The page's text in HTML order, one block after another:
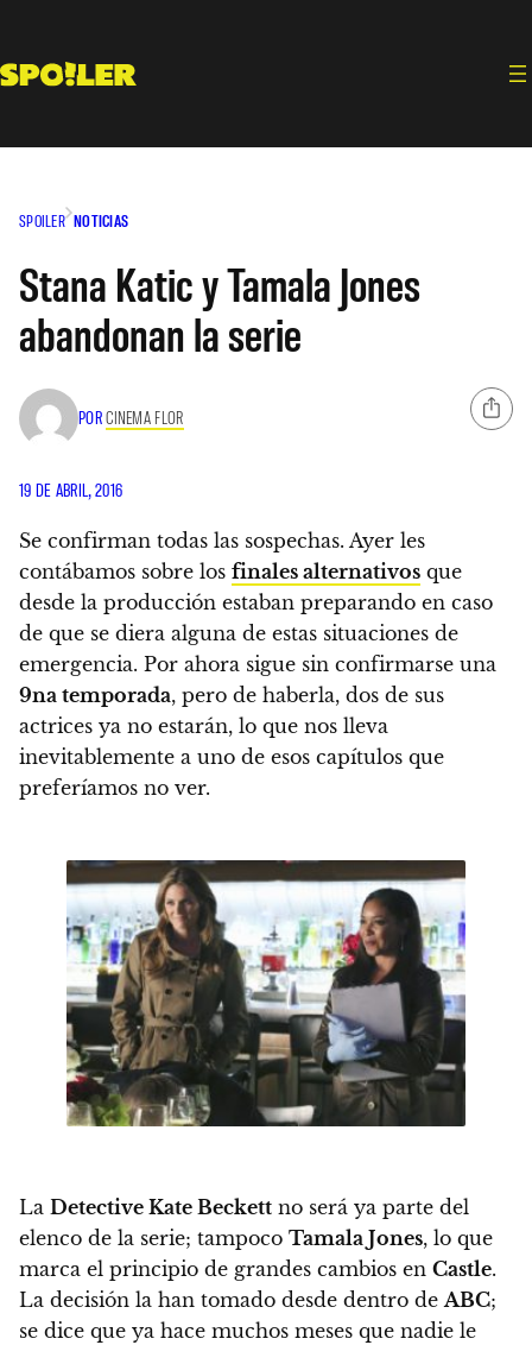
contenido
SPOILER NOTICIAS
Stana Katic y Tamala Jones
abandonan la serie
PORCINEMA FLOR
19 DE ABRIL, 2016
Se confirman todas las sospechas. Ayer les
contábamos sobre los finales alternativos que
desde la producción estaban preparando en caso
de que se diera alguna de estas situaciones de
emergencia. Por ahora sigue sin confirmarse una
9na temporada, pero de haberla, dos de sus
actrices ya no estarán, lo que nos lleva
inevitablemente a uno de esos capítulos que
preferíamos no ver.
La Detective Kate Beckett no será ya parte del
elenco de la serie; tampoco Tamala Jones, lo que
marca el principio de grandes cambios en Castle.
La decisión la han tomado desde dentro deABC;
se dice que ya hace muchos meses que nadie le